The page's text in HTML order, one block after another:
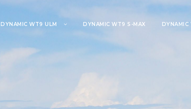
DYNAMIC WT9 ULM DYNAMIC WT9 S-MAX